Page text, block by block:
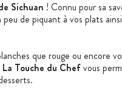
Sichuan ! Connu pour sa
de piquant à vos plats
que rouge ou encore
Touche du Chefvous